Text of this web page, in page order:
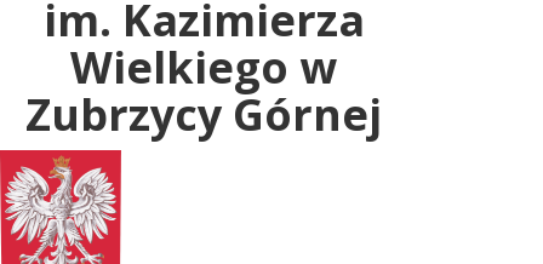
im. Kazimierza
Wielkiego w
Zubrzycy Górnej